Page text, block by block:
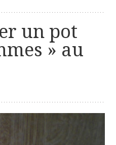
un pot
» au